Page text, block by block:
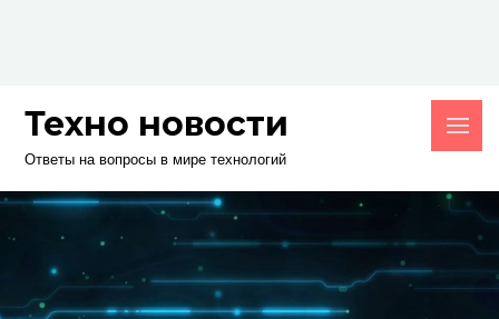
Техно новости
Ответы на вопросы в мире технологий